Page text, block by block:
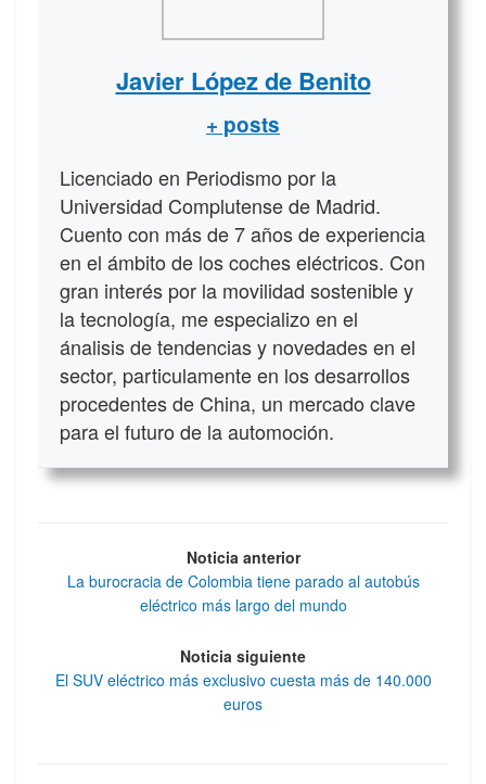
Javier López de Benito
+ posts
Licenciado en Periodismo por la
Universidad Complutense de Madrid.
Cuento con más de 7 años de experiencia
en el ámbito de los coches eléctricos. Con
gran interés por la movilidad sostenible y
la tecnología, me especializo en el
ánalisis de tendencias y novedades en el
sector, particulamente en los desarrollos
procedentes de China, un mercado clave
para el futuro de la automoción.
Noticia anterior
La burocracia de Colombia tiene parado al autobús
eléctrico más largo del mundo
Noticia siguiente
El SUV eléctrico más exclusivo cuesta más de 140.000
euros